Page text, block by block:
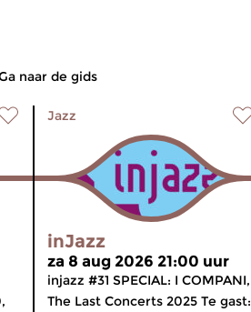
naar de gids
Jazz
inJazz
za 8 aug 2026 21:00 uur
injazz #31 SPECIAL: I COMPANI,
The Last Concerts 2025 Te gast: